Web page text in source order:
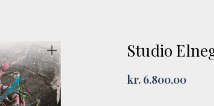
Studio
kr. 6.800,00